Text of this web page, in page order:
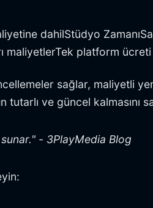
dahilStüdyo
maliyetlerTek platform ücreti
sağlar, maliyetli
ve güncel kalmasını
- 3PlayMedia Blog